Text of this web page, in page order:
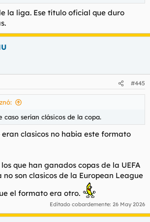
la liga. Ese título oficial que duro
#445
caso serían clásicos de la copa.
eran clasicos no habia este formato
que han ganados copas de la UEFA
no son clasicos de la European League
el formato era otro.
Editado cobardemente: 26 May 2026